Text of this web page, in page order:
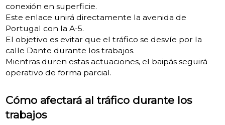
conexión en superficie.
Este enlace unirá directamente la avenida de
Portugal con la A-5.
El objetivo es evitar que el tráfico se desvíe por la
calle Dante durante los trabajos.
Mientras duren estas actuaciones, el baipás seguirá
operativo de forma parcial.
Cómo afectará al tráfico durante los
trabajos